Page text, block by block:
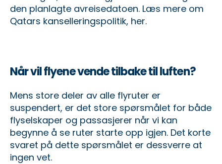
den planlagte avreisedatoen. Læs mere om
Qatars kanselleringspolitik, her.
Når vil flyene vende tilbake til luften?
Mens store deler av alle flyruter er
suspendert, er det store spørsmålet for både
flyselskaper og passasjerer når vi kan
begynne å se ruter starte opp igjen. Det korte
svaret på dette spørsmålet er dessverre at
ingen vet.